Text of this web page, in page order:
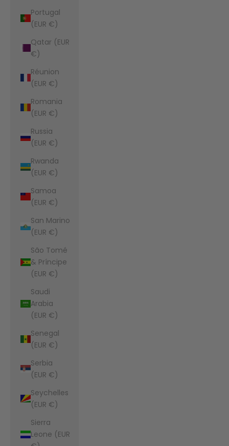
Portugal
(EUR €)
Qatar (EUR
€)
Réunion
(EUR €)
Romania
(EUR €)
Russia
(EUR €)
Rwanda
(EUR €)
Samoa
(EUR €)
San Marino
(EUR €)
São Tomé
& Príncipe
(EUR €)
Saudi
Arabia
(EUR €)
Senegal
(EUR €)
Serbia
(EUR €)
Seychelles
(EUR €)
Sierra
Leone (EUR